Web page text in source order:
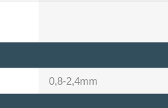
0,8-2,4mm